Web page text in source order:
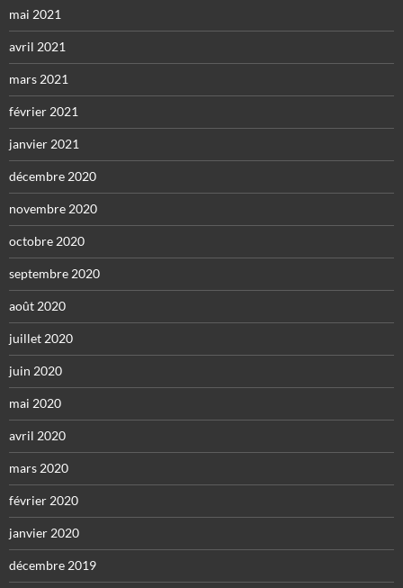
mai 2021
avril 2021
mars 2021
février 2021
janvier 2021
décembre 2020
novembre 2020
octobre 2020
septembre 2020
août 2020
juillet 2020
juin 2020
mai 2020
avril 2020
mars 2020
février 2020
janvier 2020
décembre 2019